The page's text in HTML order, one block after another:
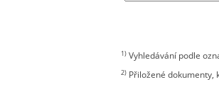
1)Vyhledávání podle
2)Přiložené dokumenty,